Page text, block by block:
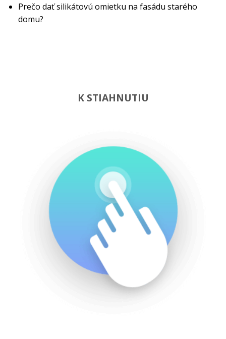
Prečo dať silikátovú omietku na fasádu starého
domu?
K STIAHNUTIU